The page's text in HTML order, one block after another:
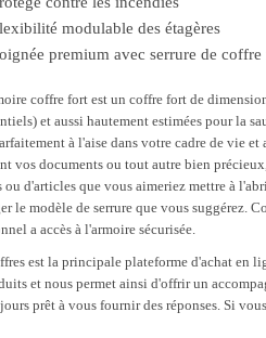
modulable des étagères
premium avec serrure de
coffre fort est un coffre fort de
et aussi hautement estimées pour la
à l'aise dans votre cadre de vie
vos documents ou tout autre bien
ou d'articles que vous aimeriez mettre à
le modèle de serrure que vous suggérez.
a accès à l'armoire sécurisée.
est la principale plateforme d'achat en
et nous permet ainsi d'offrir un
prêt à vous fournir des réponses. Si